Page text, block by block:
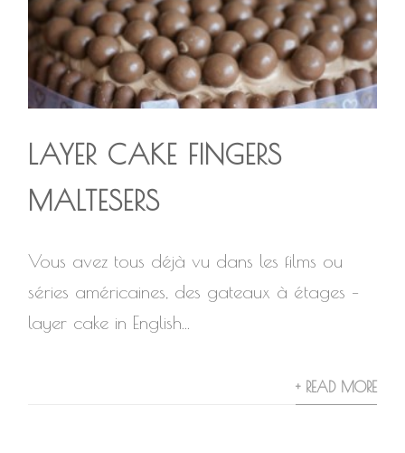
LAYER CAKE FINGERS
MALTESERS
Vous avez tous déjà vu dans les films ou
séries américaines, des gateaux à étages –
layer cake in English...
+ READ MORE